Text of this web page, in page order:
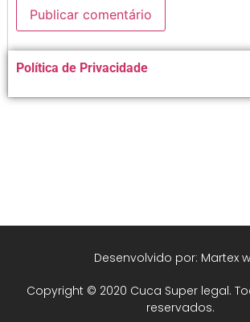
Alternative:
Política de Privacidade
Copyright © 2020 Cuca Super legal.
reservados.
Desenvolvido por: Martex